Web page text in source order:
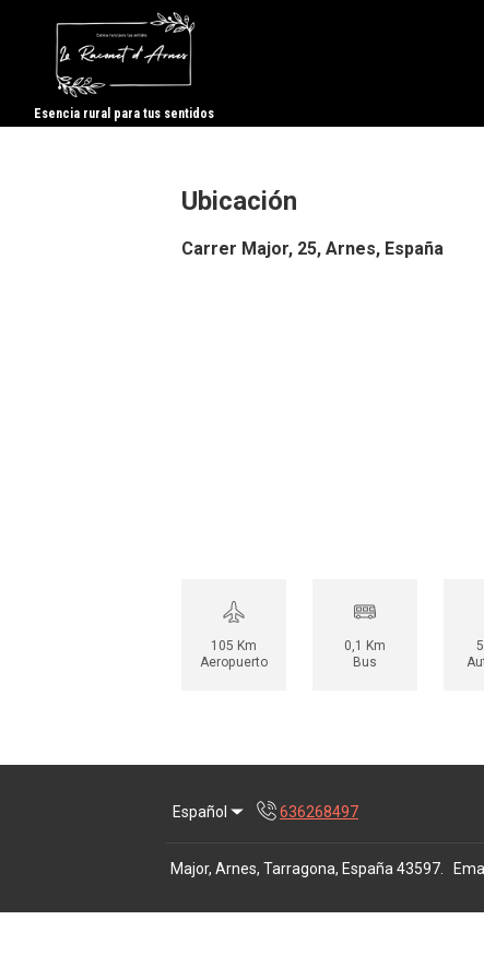
Esencia rural para tus sentidos
Ubicación
Carrer Major, 25, Arnes, España
105 Km
Aeropuerto
0,1 Km
Bus
Español 636268497
Major, Arnes, Tarragona, España 43597